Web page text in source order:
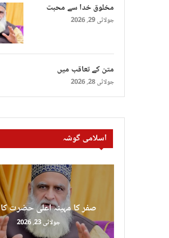
مخلوق خدا سے محبت
جولائی 29, 2026
متن کے تعاقب میں
جولائی 28, 2026
اسلامی گوشہ
صفر کا مہینہ اعلی حضرت کا
جولائی 23, 2026